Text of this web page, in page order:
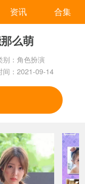
资讯 合集
么萌
别：角色扮演
间：2021-09-14